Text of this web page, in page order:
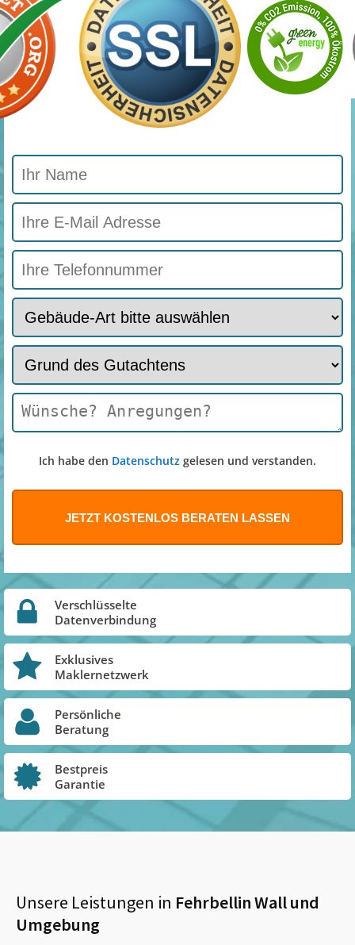
Ich habe den Datenschutz gelesen und verstanden.
Verschlüsselte
Datenverbindung
Exklusives
Maklernetzwerk
Persönliche
Beratung
Bestpreis
Garantie
Unsere Leistungen in Fehrbellin Wallund
Umgebung